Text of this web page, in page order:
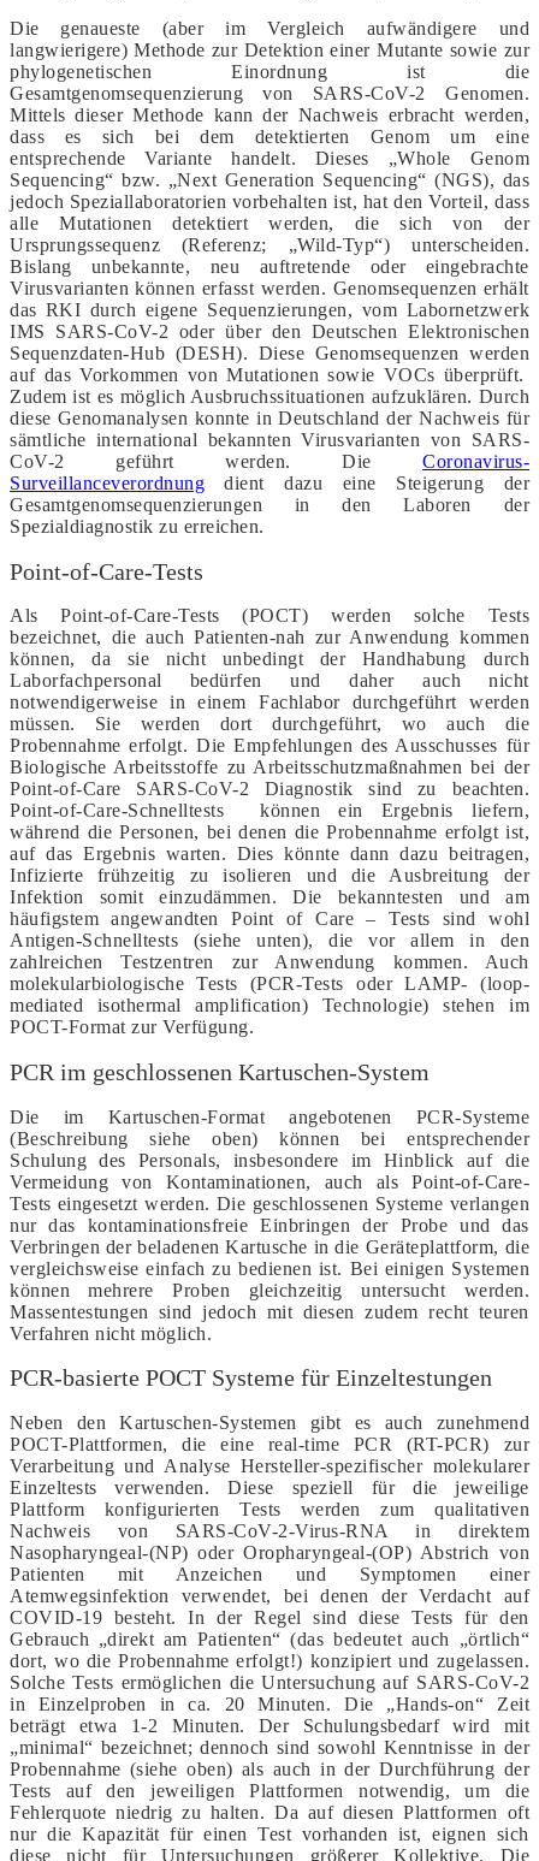
Die genaueste (aber im Vergleich aufwändigere und
langwierigere) Methode zur Detektion einer Mutante sowie zur
phylogenetischen Einordnung ist die
Gesamtgenomsequenzierung von SARS-CoV-2 Genomen.
Mittels dieser Methode kann der Nachweis erbracht werden,
dass es sich bei dem detektierten Genom um eine
entsprechende Variante handelt. Dieses „Whole Genom
Sequencing“ bzw. „Next Generation Sequencing“ (NGS), das
jedoch Speziallaboratorien vorbehalten ist, hat den Vorteil, dass
alle Mutationen detektiert werden, die sich von der
Ursprungssequenz (Referenz; „Wild-Typ“) unterscheiden.
Bislang unbekannte, neu auftretende oder eingebrachte
Virusvarianten können erfasst werden. Genomsequenzen erhält
das RKI durch eigene Sequenzierungen, vom Labornetzwerk
IMS SARS-CoV-2 oder über den Deutschen Elektronischen
Sequenzdaten-Hub (DESH). Diese Genomsequenzen werden
auf das Vorkommen von Mutationen sowie VOCs überprüft.
Zudem ist es möglich Ausbruchssituationen aufzuklären. Durch
diese Genomanalysen konnte in Deutschland der Nachweis für
sämtliche international bekannten Virusvarianten von SARS-
CoV-2 geführt werden. Die Coronavirus-
Surveillanceverordnung dient dazu eine Steigerung der
Gesamtgenomsequenzierungen in den Laboren der
Spezialdiagnostik zu erreichen.
Point-of-Care-Tests
Als Point-of-Care-Tests (POCT) werden solche Tests
bezeichnet, die auch Patienten-nah zur Anwendung kommen
können, da sie nicht unbedingt der Handhabung durch
Laborfachpersonal bedürfen und daher auch nicht
notwendigerweise in einem Fachlabor durchgeführt werden
müssen. Sie werden dort durchgeführt, wo auch die
Probennahme erfolgt. Die Empfehlungen des Ausschusses für
Biologische Arbeitsstoffe zu Arbeitsschutzmaßnahmen bei der
Point-of-Care SARS-CoV-2 Diagnostik sind zu beachten.
Point-of-Care-Schnelltests können ein Ergebnis liefern,
während die Personen, bei denen die Probennahme erfolgt ist,
auf das Ergebnis warten. Dies könnte dann dazu beitragen,
Infizierte frühzeitig zu isolieren und die Ausbreitung der
Infektion somit einzudämmen. Die bekanntesten und am
häufigstem angewandten Point of Care – Tests sind wohl
Antigen-Schnelltests (siehe unten), die vor allem in den
zahlreichen Testzentren zur Anwendung kommen. Auch
molekularbiologische Tests (PCR-Tests oder LAMP- (loop-
mediated isothermal amplification) Technologie) stehen im
POCT-Format zur Verfügung.
PCR im geschlossenen Kartuschen-System
Die im Kartuschen-Format angebotenen PCR-Systeme
(Beschreibung siehe oben) können bei entsprechender
Schulung des Personals, insbesondere im Hinblick auf die
Vermeidung von Kontaminationen, auch als Point-of-Care-
Tests eingesetzt werden. Die geschlossenen Systeme verlangen
nur das kontaminationsfreie Einbringen der Probe und das
Verbringen der beladenen Kartusche in die Geräteplattform, die
vergleichsweise einfach zu bedienen ist. Bei einigen Systemen
können mehrere Proben gleichzeitig untersucht werden.
Massentestungen sind jedoch mit diesen zudem recht teuren
Verfahren nicht möglich.
PCR-basierte POCT Systeme für Einzeltestungen
Neben den Kartuschen-Systemen gibt es auch zunehmend
POCT-Plattformen, die eine real-time PCR (RT-PCR) zur
Verarbeitung und Analyse Hersteller-spezifischer molekularer
Einzeltests verwenden. Diese speziell für die jeweilige
Plattform konfigurierten Tests werden zum qualitativen
Nachweis von SARS-CoV-2-Virus-RNA in direktem
Nasopharyngeal-(NP) oder Oropharyngeal-(OP) Abstrich von
Patienten mit Anzeichen und Symptomen einer
Atemwegsinfektion verwendet, bei denen der Verdacht auf
COVID-19 besteht. In der Regel sind diese Tests für den
Gebrauch „direkt am Patienten“ (das bedeutet auch „örtlich“
dort, wo die Probennahme erfolgt!) konzipiert und zugelassen.
Solche Tests ermöglichen die Untersuchung auf SARS-CoV-2
in Einzelproben in ca. 20 Minuten. Die „Hands-on“ Zeit
beträgt etwa 1-2 Minuten. Der Schulungsbedarf wird mit
„minimal“ bezeichnet; dennoch sind sowohl Kenntnisse in der
Probennahme (siehe oben) als auch in der Durchführung der
Tests auf den jeweiligen Plattformen notwendig, um die
Fehlerquote niedrig zu halten. Da auf diesen Plattformen oft
nur die Kapazität für einen Test vorhanden ist, eignen sich
diese nicht für Untersuchungen größerer Kollektive. Die